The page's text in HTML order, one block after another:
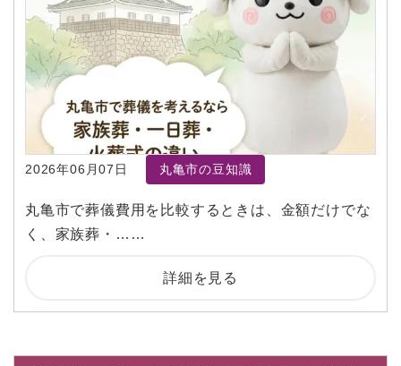
2026年06月07日 丸亀市の豆知識
丸亀市で葬儀費用を比較するときは、金額だけでな
く、家族葬・……
詳細を見る